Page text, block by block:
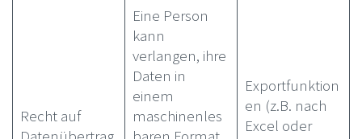
Recht auf
Eine Person
kann
verlangen, ihre
Daten in
einem
maschinenles
Exportfunktion
en (z.B. nach
Excel oder